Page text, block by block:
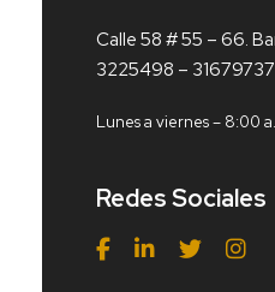
Calle 58 # 55 – 66.
3225498 –
Lunes a viernes – 8:00
Redes Sociales